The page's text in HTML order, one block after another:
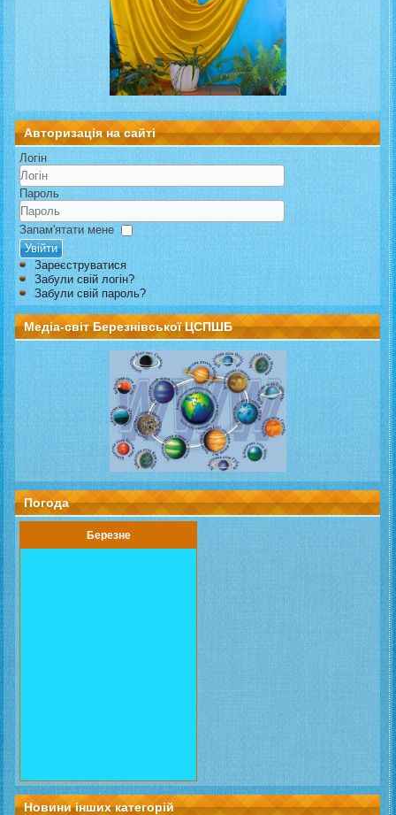
Авторизація на сайті
Логін
Пароль
Запам'ятати мене
Увійти
Зареєструватися
Забули свій логін?
Забули свій пароль?
Медіа-світ Березнівської ЦСПШБ
Погода
Березне
Новини інших категорій